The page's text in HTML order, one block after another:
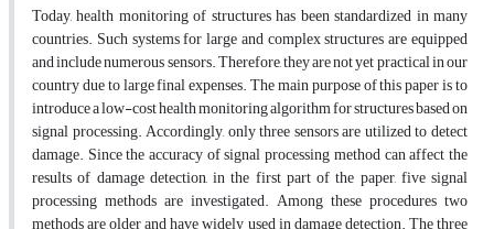
Today, health monitoring of structures has been standardized in many
countries. Such systems for large and complex structures are equipped
and include numerous sensors. Therefore, they are not yet practical in our
country due to large final expenses. The main purpose of this paper is to
introduce a low-cost health monitoring algorithm for structures based on
signal processing. Accordingly, only three sensors are utilized to detect
damage. Since the accuracy of signal processing method can affect the
results of damage detection, in the first part of the paper, five signal
processing methods are investigated. Among these procedures two